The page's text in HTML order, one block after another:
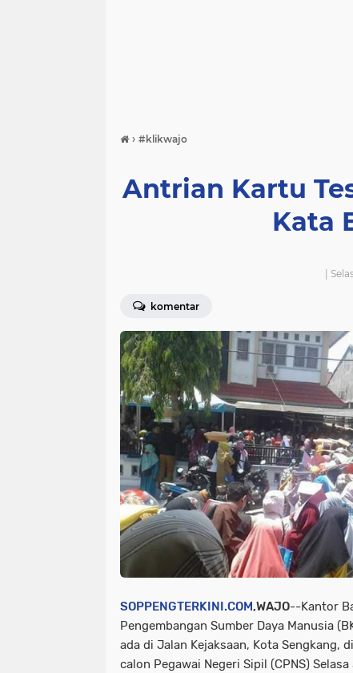
› #klikwajo
Antrian Kartu
Kata
|
komentar
SOPPENGTERKINI.COM,WAJO--Kantor
Pengembangan Sumber Daya Manusia
ada di Jalan Kejaksaan, Kota Sengkang,
calon Pegawai Negeri Sipil (CPNS)